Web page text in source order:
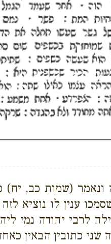
(שמות כב, יח)
ענין לו נוציא
יהודה נמי
כתובין הבאין